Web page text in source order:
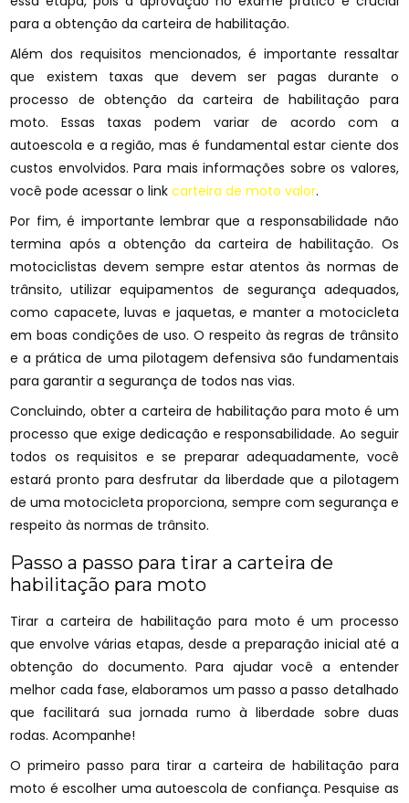
para a obtenção da carteira de habilitação.
Além dos requisitos mencionados, é importante ressaltar
que existem taxas que devem ser pagas durante o
processo de obtenção da carteira de habilitação para
moto. Essas taxas podem variar de acordo com a
autoescola e a região, mas é fundamental estar ciente dos
custos envolvidos. Para mais informações sobre os valores,
você pode acessar o linkcarteira de moto valor.
Por fim, é importante lembrar que a responsabilidade não
termina após a obtenção da carteira de habilitação. Os
motociclistas devem sempre estar atentos às normas de
trânsito, utilizar equipamentos de segurança adequados,
como capacete, luvas e jaquetas, e manter a motocicleta
em boas condições de uso. O respeito às regras de trânsito
e a prática de uma pilotagem defensiva são fundamentais
para garantir a segurança de todos nas vias.
Concluindo, obter a carteira de habilitação para moto é um
processo que exige dedicação e responsabilidade. Ao seguir
todos os requisitos e se preparar adequadamente, você
estará pronto para desfrutar da liberdade que a pilotagem
de uma motocicleta proporciona, sempre com segurança e
respeito às normas de trânsito.
Passo a passo para tirar a carteira de
habilitação para moto
Tirar a carteira de habilitação para moto é um processo
que envolve várias etapas, desde a preparação inicial até a
obtenção do documento. Para ajudar você a entender
melhor cada fase, elaboramos um passo a passo detalhado
que facilitará sua jornada rumo à liberdade sobre duas
rodas. Acompanhe!
O primeiro passo para tirar a carteira de habilitação para
moto é escolher uma autoescola de confiança. Pesquise as